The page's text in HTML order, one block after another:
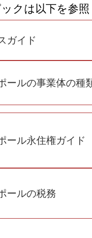
クは以下を参照
ガイド
ールの事業体の種
ール永住権ガイド
ールの税務